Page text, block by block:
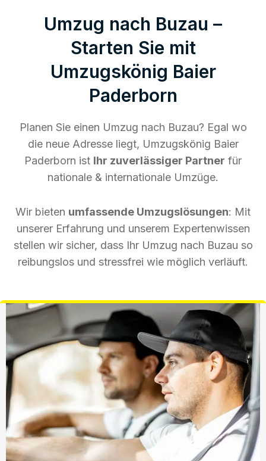
Umzug nach Buzau –
Starten Sie mit
Umzugskönig Baier
Paderborn
Planen Sie einen Umzug nach Buzau? Egal wo
die neue Adresse liegt, Umzugskönig Baier
Paderborn ist Ihr zuverlässiger Partner für
nationale & internationale Umzüge.
Wir bieten umfassende Umzugslösungen: Mit
unserer Erfahrung und unserem Expertenwissen
stellen wir sicher, dass Ihr Umzug nach Buzau so
reibungslos und stressfrei wie möglich verläuft.